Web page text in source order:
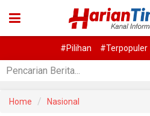
#Pilihan #Terpopuler
Home Nasional